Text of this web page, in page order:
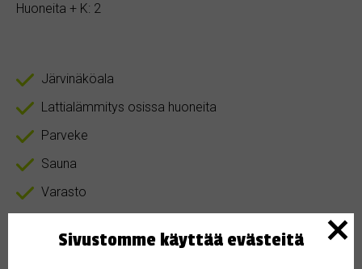
Huoneita + K: 2
Järvinäköala
Lattialämmitys osissa huoneita
Parveke
Sauna
Varasto
Sivustomme käyttää evästeitä